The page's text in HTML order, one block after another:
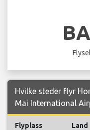
Hvilke steder flyr
Mai International
Flyplass Land